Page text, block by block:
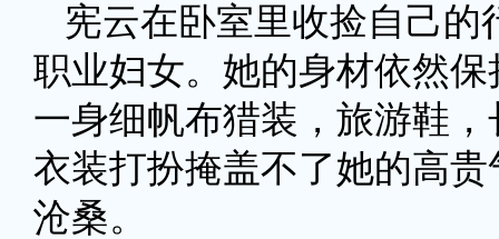
宪云在卧室里收捡自己的
职业妇女。她的身材依然
一身细帆布猎装，旅游鞋
衣装打扮掩盖不了她的高
沧桑。